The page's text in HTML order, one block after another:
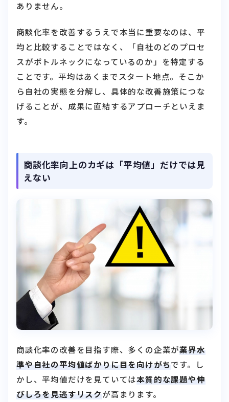
ありません。
商談化率を改善するうえで本当に重要なのは、平
均と比較することではなく、「自社のどのプロセ
スがボトルネックになっているのか」を特定する
ことです。平均はあくまでスタート地点。そこか
ら自社の実態を分解し、具体的な改善施策につな
げることが、成果に直結するアプローチといえま
す。
商談化率向上のカギは「平均値」だけでは見
えない
商談化率の改善を目指す際、多くの企業が業界水
準や自社の平均値ばかりに目を向けがちです。し
かし、平均値だけを見ていては本質的な課題や伸
びしろを見逃すリスクが高まります。